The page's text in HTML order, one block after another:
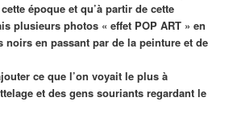
époque et qu’à partir de cette
plusieurs photos « effet POP ART » en
noirs en passant par de la peinture et de
ce que l’on voyait le plus à
et des gens souriants regardant le